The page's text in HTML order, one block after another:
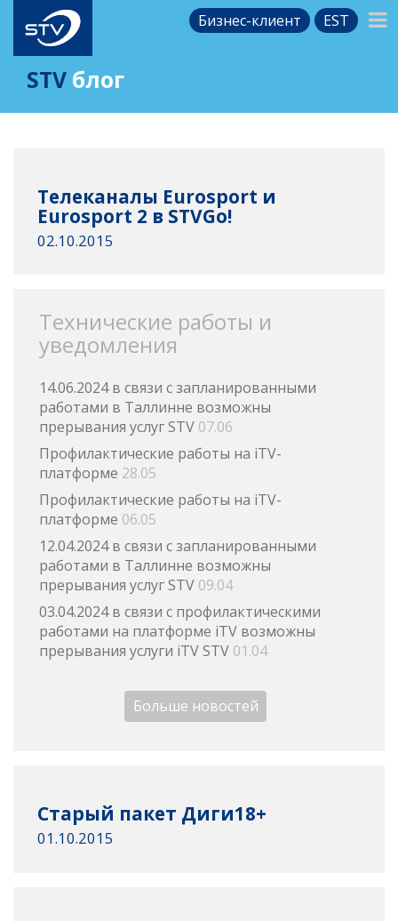
Бизнес-клиент EST
STV блог
Телеканалы Eurosport и
Eurosport 2 в STVGo!
02.10.2015
Технические работы и
уведомления
14.06.2024 в связи с запланированными
работами в Таллинне возможны
прерывания услуг STV 07.06
Профилактические работы на iTV-
платформе 28.05
Профилактические работы на iTV-
платформе 06.05
12.04.2024 в связи с запланированными
работами в Таллинне возможны
прерывания услуг STV 09.04
03.04.2024 в связи с профилактическими
работами на платформе iTV возможны
прерывания услуги iTV STV 01.04
Больше новостей
Старый пакет Диги18+
01.10.2015